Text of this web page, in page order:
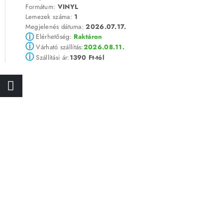
Formátum: VINYL
Lemezek száma: 1
Megjelenés dátuma:2026.07.17.
ⓘElérhetőség: Raktáron
ⓘVárható szállítás:2026.08.11.
ⓘSzállítási ár:1390 Ft-tól